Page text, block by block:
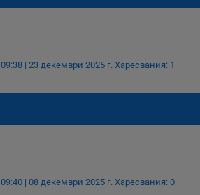
09:38 | 23 декември 2025 г. Харесвания: 1
09:40 | 08 декември 2025 г. Харесвания: 0